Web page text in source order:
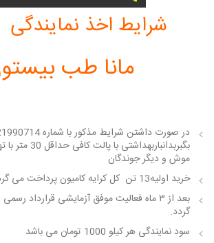
شرایط اخذ
مانا طب
موش و دیگر جوندگان
خرید اولیه13 تن کل کرایه کامیون پرداخت می گردد
بعد از ۳ ماه فعالیت موفق آزمایشی قرارداد
گردد.
سود نمایندگی هر کیلو 1000 تومان می باشد